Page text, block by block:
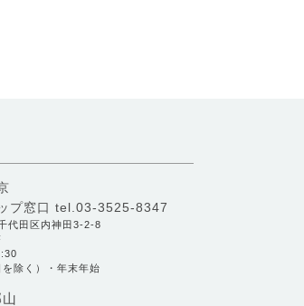
プ窓口 tel.03-3525-8347
代田区内神田3-2-8
除く）・年末年始